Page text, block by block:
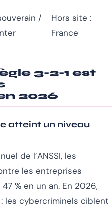
/
Hors site :
France
3-2-1 est
2026
atteint un niveau
de l’ANSSI, les
les entreprises
% en un an. En 2026,
les cybercriminels ciblent